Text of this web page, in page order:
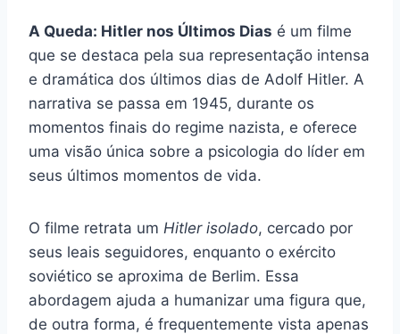
A Queda: Hitler nos Últimos Dias é um filme
que se destaca pela sua representação intensa
e dramática dos últimos dias de Adolf Hitler. A
narrativa se passa em 1945, durante os
momentos finais do regime nazista, e oferece
uma visão única sobre a psicologia do líder em
seus últimos momentos de vida.
O filme retrata um Hitler isolado, cercado por
seus leais seguidores, enquanto o exército
soviético se aproxima de Berlim. Essa
abordagem ajuda a humanizar uma figura que,
de outra forma, é frequentemente vista apenas